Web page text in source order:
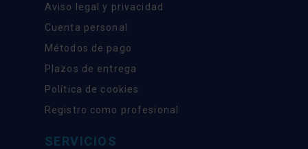
Aviso legal y privacidad
Cuenta personal
Métodos de pago
Plazos de entrega
Política de cookies
Registro como profesional
SERVICIOS